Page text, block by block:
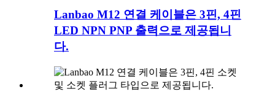
Lanbao M12 연결 케이블은 3핀, 4핀
LED NPN PNP 출력으로 제공됩니
다.